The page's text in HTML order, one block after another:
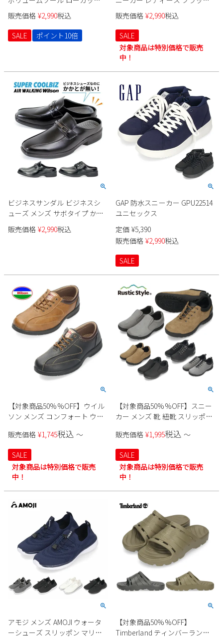
歩きやすい きれいめ 5cm
AMAORT 1052
販売価格 ¥2,990税込
SALE
ポイント10倍
黒 ベージュ 軽量 白ソール ボリ
ュームソール スカンジナビア
ン フォレスト SF0102
販売価格 ¥2,990税込
SALE
対象商品は特別価格で販売
中！
ビジネスサンダル ビジネスシ
ューズ メンズ サボタイプ かか
となし 幅広 3E 紐靴 ビットロー
ファー ヒモ スワール 革靴 軽量
販売価格 ¥2,990税込
GAP 防水スニーカー GPU22514
ユニセックス
定価 ¥5,390
販売価格 ¥2,990税込
SALE
【対象商品50%%OFF】ウイル
ソン メンズ コンフォート ウォ
幅広 3E サイドジップ キャメル
ブラック カジュアル 紳士靴
Wilson
販売価格 ¥1,745税込 〜
SALE
対象商品は特別価格で販売
中！
【対象商品50%%OFF】スニー
カー メンズ 靴 紐靴 スリッポン
ォート カジュアル デイリー ラ
スティックスタイル 1903 1904
販売価格 ¥1,995税込 〜
SALE
対象商品は特別価格で販売
中！
アモジ メンズ AMOJI ウォータ
ーシューズ スリッポン マリン
【対象商品50%%OFF】
Timberland ティンバーランド